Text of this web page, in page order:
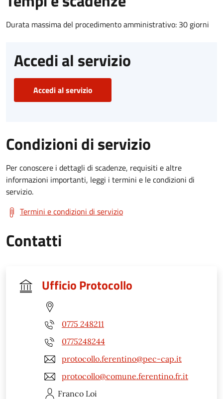
Durata massima del procedimento amministrativo: 30 giorni
Accedi al servizio
Accedi al servizio
Condizioni di servizio
Per conoscere i dettagli di scadenze, requisiti e altre
informazioni importanti, leggi i termini e le condizioni di
servizio.
Termini e condizioni di servizio
Contatti
Ufficio Protocollo
0775 248211
0775248244
protocollo.ferentino@pec-cap.it
protocollo@comune.ferentino.fr.it
Franco Loi